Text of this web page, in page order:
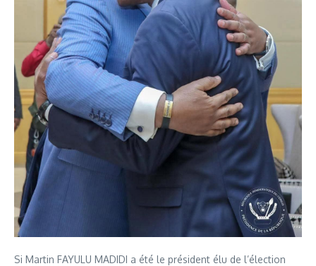
Si Martin FAYULU MADIDI a été le président élu de l’élection